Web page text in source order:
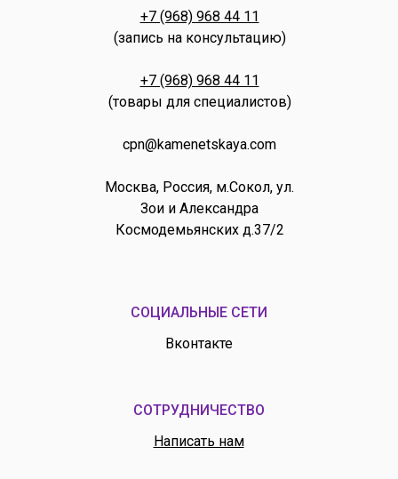
Вконтакте
СОЦИАЛЬНЫЕ СЕТИ
Написать нам
СОТРУДНИЧЕСТВО
+7 (968) 968 44 11
(запись на консультацию)
+7 (968) 968 44 11
(товары для специалистов)
cpn@kamenetskaya.com
Москва, Россия, м.Сокол, ул.
Зои и Александра
Космодемьянских д.37/2